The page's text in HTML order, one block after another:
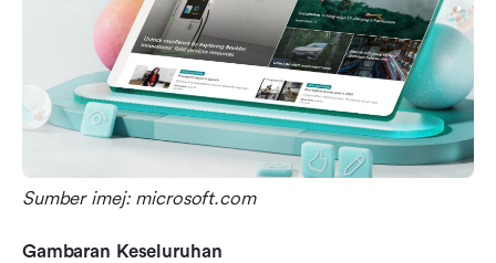
Sumber imej: microsoft.com
Gambaran Keseluruhan